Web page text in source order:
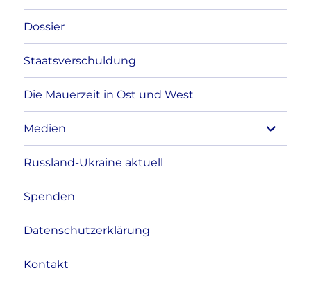
Dossier
Staatsverschuldung
Die Mauerzeit in Ost und West
Medien
anzeigen
Russland-Ukraine aktuell
Spenden
Datenschutzerklärung
Kontakt